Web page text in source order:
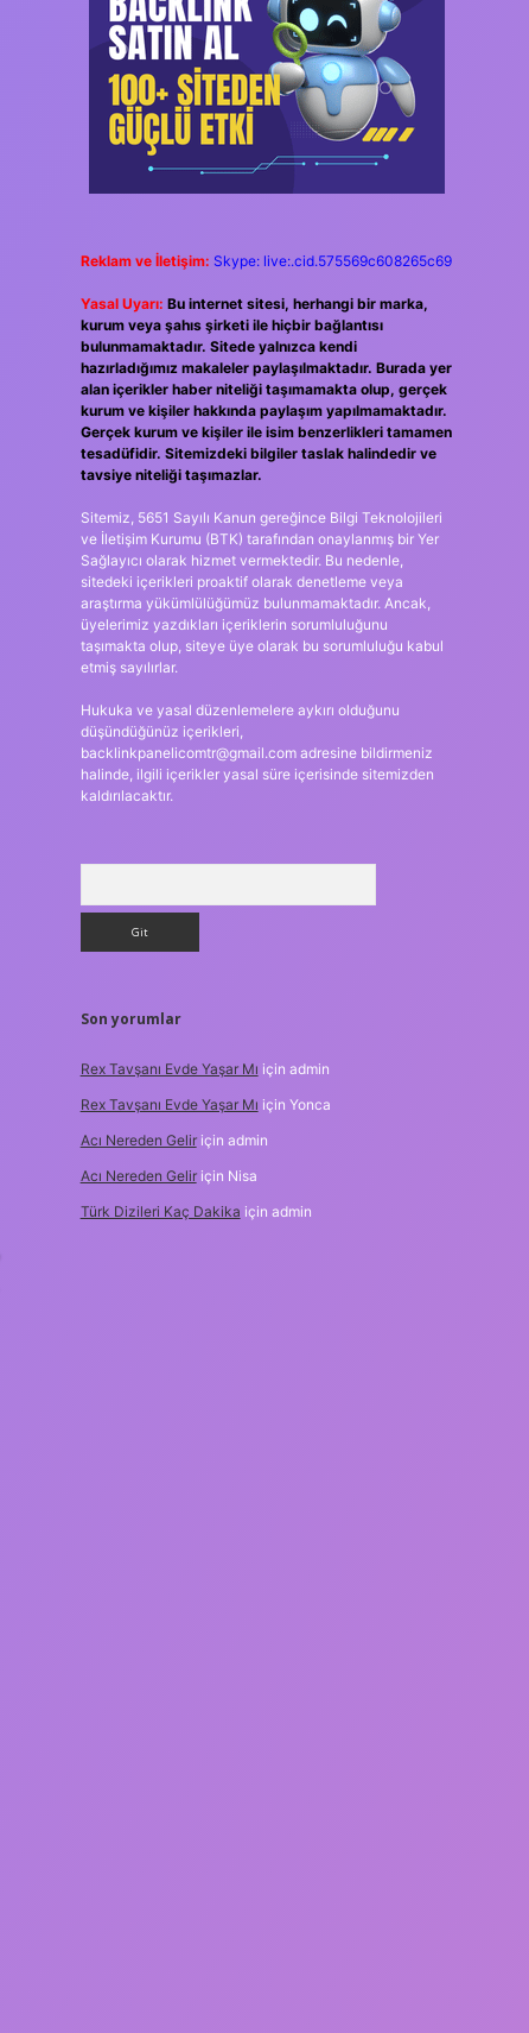
Reklam ve İletişim: Skype: live:.cid.575569c608265c69
Yasal Uyarı: Bu internet sitesi, herhangi bir marka,
kurum veya şahıs şirketi ile hiçbir bağlantısı
bulunmamaktadır. Sitede yalnızca kendi
hazırladığımız makaleler paylaşılmaktadır. Burada yer
alan içerikler haber niteliği taşımamakta olup, gerçek
kurum ve kişiler hakkında paylaşım yapılmamaktadır.
Gerçek kurum ve kişiler ile isim benzerlikleri tamamen
tesadüfidir. Sitemizdeki bilgiler taslak halindedir ve
tavsiye niteliği taşımazlar.
Sitemiz, 5651 Sayılı Kanun gereğince Bilgi Teknolojileri
ve İletişim Kurumu (BTK) tarafından onaylanmış bir Yer
Sağlayıcı olarak hizmet vermektedir. Bu nedenle,
sitedeki içerikleri proaktif olarak denetleme veya
araştırma yükümlülüğümüz bulunmamaktadır. Ancak,
üyelerimiz yazdıkları içeriklerin sorumluluğunu
taşımakta olup, siteye üye olarak bu sorumluluğu kabul
etmiş sayılırlar.
Hukuka ve yasal düzenlemelere aykırı olduğunu
düşündüğünüz içerikleri,
backlinkpanelicomtr@gmail.comadresine bildirmeniz
halinde, ilgili içerikler yasal süre içerisinde sitemizden
kaldırılacaktır.
Son yorumlar
Rex Tavşanı Evde Yaşar Mı için admin
Rex Tavşanı Evde Yaşar Mı için Yonca
Acı Nereden Geliriçin admin
Acı Nereden Geliriçin Nisa
Türk Dizileri Kaç Dakika için admin